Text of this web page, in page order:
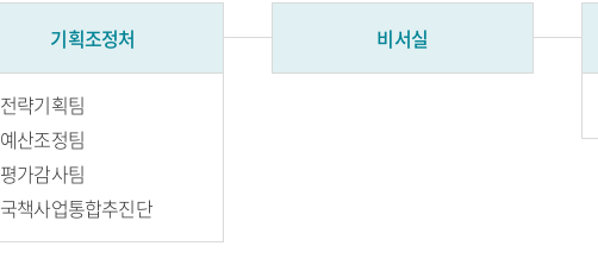
기획조정처
전략기획팀
예산조정팀
평가감사팀
국책사업통합추진단
비서실